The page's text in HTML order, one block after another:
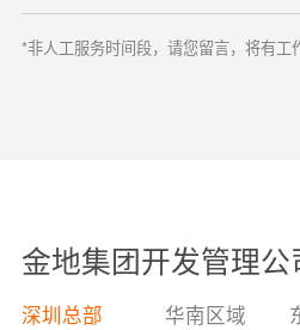
*非人工服务时间段，请您留言，将有工
金地集团开发管理公
深圳总部 华南区域